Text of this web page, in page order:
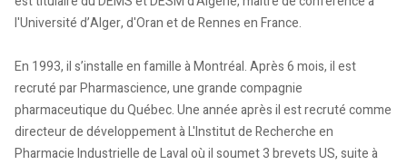
l'Université d’Alger, d'Oran et de Rennes en France.
En 1993, il s’installe en famille à Montréal. Après 6 mois, il est
recruté par Pharmascience, une grande compagnie
pharmaceutique du Québec. Une année après il est recruté comme
directeur de développement à L'Institut de Recherche en
Pharmacie Industrielle de Laval où il soumet 3 brevets US, suite à